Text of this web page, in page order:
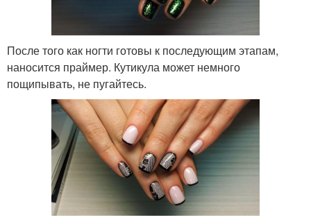
После того как ногти готовы к последующим этапам,
наносится праймер. Кутикула может немного
пощипывать, не пугайтесь.